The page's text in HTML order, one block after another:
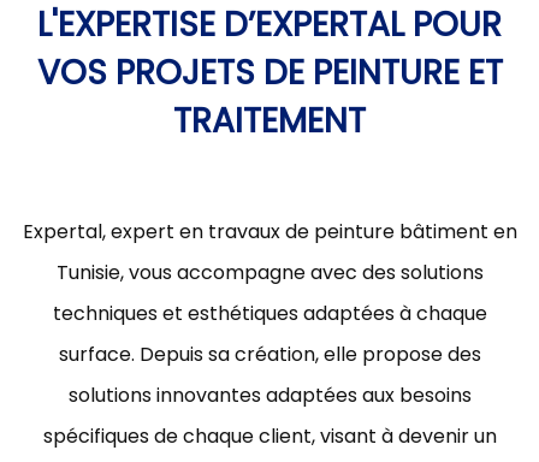
L'EXPERTISE D’EXPERTAL POUR
VOS PROJETS DE PEINTURE ET
TRAITEMENT
Expertal, expert en travaux de peinture bâtiment en
Tunisie, vous accompagne avec des solutions
techniques et esthétiques adaptées à chaque
surface. Depuis sa création, elle propose des
solutions innovantes adaptées aux besoins
spécifiques de chaque client, visant à devenir un